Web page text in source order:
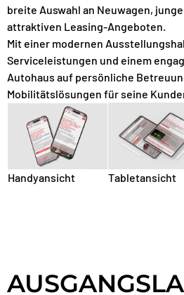
breite Auswahl an Neuwagen,
attraktiven Leasing-Angeboten.
Mit einer modernen
Serviceleistungen und einem
Autohaus auf persönliche
Mobilitätslösungen für seine
Handyansicht Tabletansicht